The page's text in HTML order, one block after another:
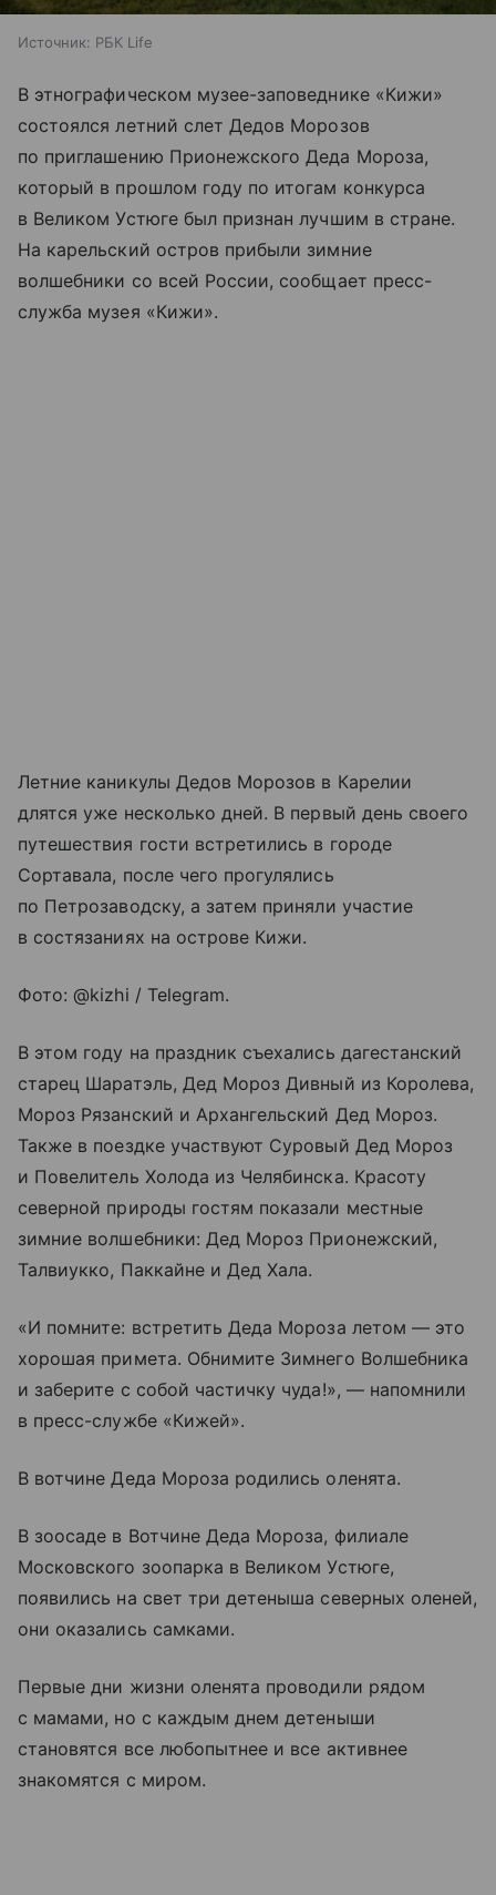
Источник: РБК Life
В этнографическом музее-заповеднике «Кижи»
состоялся летний слет Дедов Морозов
по приглашению Прионежского Деда Мороза,
который в прошлом году по итогам конкурса
в Великом Устюге был признан лучшим в стране.
На карельский остров прибыли зимние
волшебники со всей России, сообщает пресс-
служба музея «Кижи».
Летние каникулы Дедов Морозов в Карелии
длятся уже несколько дней. В первый день своего
путешествия гости встретились в городе
Сортавала, после чего прогулялись
по Петрозаводску, а затем приняли участие
в состязаниях на острове Кижи.
Фото: @kizhi / Telegram.
В этом году на праздник съехались дагестанский
старец Шаратэль, Дед Мороз Дивный из Королева,
Мороз Рязанский и Архангельский Дед Мороз.
Также в поездке участвуют Суровый Дед Мороз
и Повелитель Холода из Челябинска. Красоту
северной природы гостям показали местные
зимние волшебники: Дед Мороз Прионежский,
Талвиукко, Паккайне и Дед Хала.
«И помните: встретить Деда Мороза летом — это
хорошая примета. Обнимите Зимнего Волшебника
и заберите с собой частичку чуда!», — напомнили
в пресс-службе «Кижей».
В вотчине Деда Мороза родились оленята.
В зоосаде в Вотчине Деда Мороза, филиале
Московского зоопарка в Великом Устюге,
появились на свет три детеныша северных оленей,
они оказались самками.
Первые дни жизни оленята проводили рядом
с мамами, но с каждым днем детеныши
становятся все любопытнее и все активнее
знакомятся с миром.